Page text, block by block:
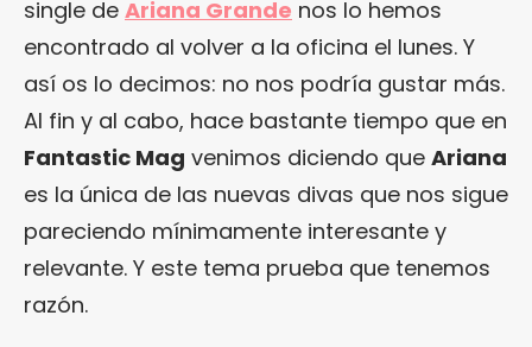
single de Ariana Grande nos lo hemos
encontrado al volver a la oficina el lunes. Y
así os lo decimos: no nos podría gustar más.
Al fin y al cabo, hace bastante tiempo que en
Fantastic Mag venimos diciendo que Ariana
es la única de las nuevas divas que nos sigue
pareciendo mínimamente interesante y
relevante. Y este tema prueba que tenemos
razón.